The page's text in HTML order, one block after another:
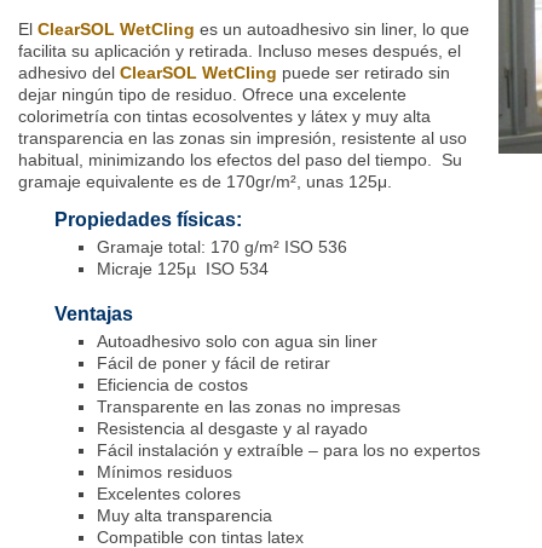
El ClearSOL WetCling es un autoadhesivo sin liner, lo que
facilita su aplicación y retirada. Incluso meses después, el
adhesivo del ClearSOL WetCling puede ser retirado sin
dejar ningún tipo de residuo. Ofrece una excelente
colorimetría con tintas ecosolventes y látex y muy alta
transparencia en las zonas sin impresión, resistente al uso
habitual, minimizando los efectos del paso del tiempo. Su
gramaje equivalente es de 170gr/m², unas 125μ.
Propiedades físicas:
Gramaje total: 170 g/m² ISO 536
Micraje 125µ ISO 534
Ventajas
Autoadhesivo solo con agua sin liner
Fácil de poner y fácil de retirar
Eficiencia de costos
Transparente en las zonas no impresas
Resistencia al desgaste y al rayado
Fácil instalación y extraíble – para los no expertos
Mínimos residuos
Excelentes colores
Muy alta transparencia
Compatible con tintas latex